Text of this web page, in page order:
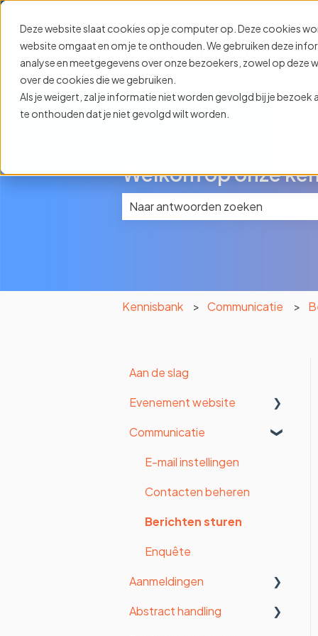
Deze website slaat cookies op je computer op. Deze cookies
website omgaat en om je te onthouden. We gebruiken deze
analyse en meetgegevens over onze bezoekers, zowel op deze
over de cookies die we gebruiken.
Als je weigert, zal je informatie niet worden gevolgd bij je
te onthouden dat je niet gevolgd wilt worden.
Welkom op onze
Kennisbank Communicatie
Aan de slag
Evenement website
Organisatie instellingen
Algemene instellingen
Formulier
Betalingen
Vormgeving
Website
Website pagina's (oude
Communicatie
E-mail instellingen
Contacten beheren
Berichten sturen
Enquête
Aanmeldingen
Statistieken
Abstract handling